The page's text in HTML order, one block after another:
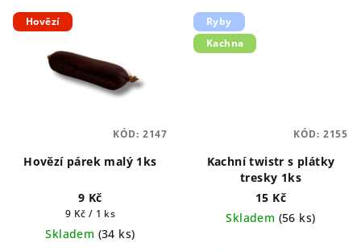
Hovězí
Hovězí párek malý 1ks
9 Kč
Měrná
cena:
9 Kč / 1 ks
Skladem (34 ks)
KÓD: 2147
Ryby
Kachna
Kachní twistr s plátky
tresky 1ks
15 Kč
Skladem (56 ks)
KÓD: 2155